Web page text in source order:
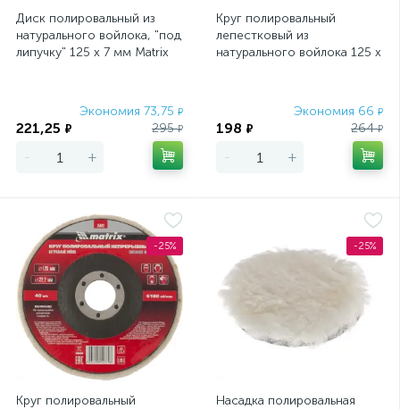
Диск полировальный из
натурального войлока, "под
липучку" 125 х 7 мм Matrix
Экономия 73,75 ₽
221,25 ₽ 295₽
- +
Круг полировальный
лепестковый из
натурального войлока 125 х
Экономия 66 ₽
198 ₽ 264₽
- +
-25%
Круг полировальный
-25%
Насадка полировальная